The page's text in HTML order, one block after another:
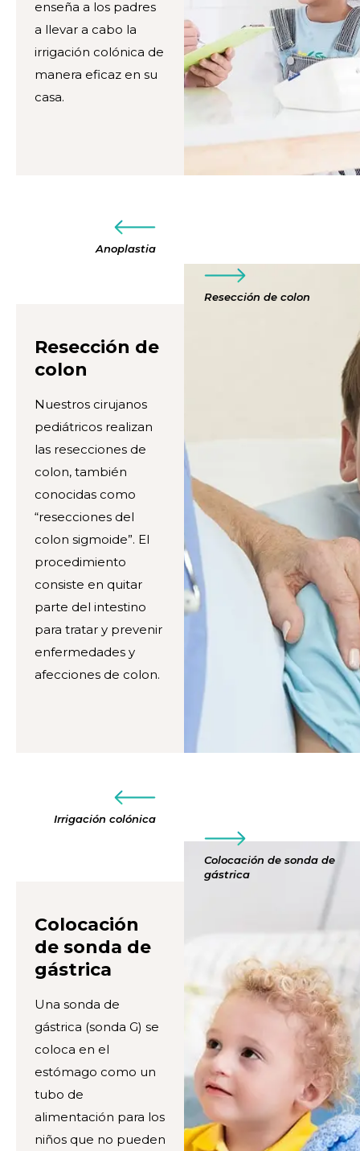
enseña a los padres
a llevar a cabo la
irrigación colónica de
manera eficaz en su
casa.
Anoplastia
Resección de colon
Resección de
colon
Nuestros cirujanos
pediátricos realizan
las resecciones de
colon, también
conocidas como
“resecciones del
colon sigmoide”. El
procedimiento
consiste en quitar
parte del intestino
para tratar y prevenir
enfermedades y
afecciones de colon.
Irrigación colónica
Colocación de sonda de
gástrica
Colocación
de sonda de
gástrica
Una sonda de
gástrica (sonda G) se
coloca en el
estómago como un
tubo de
alimentación para los
niños que no pueden